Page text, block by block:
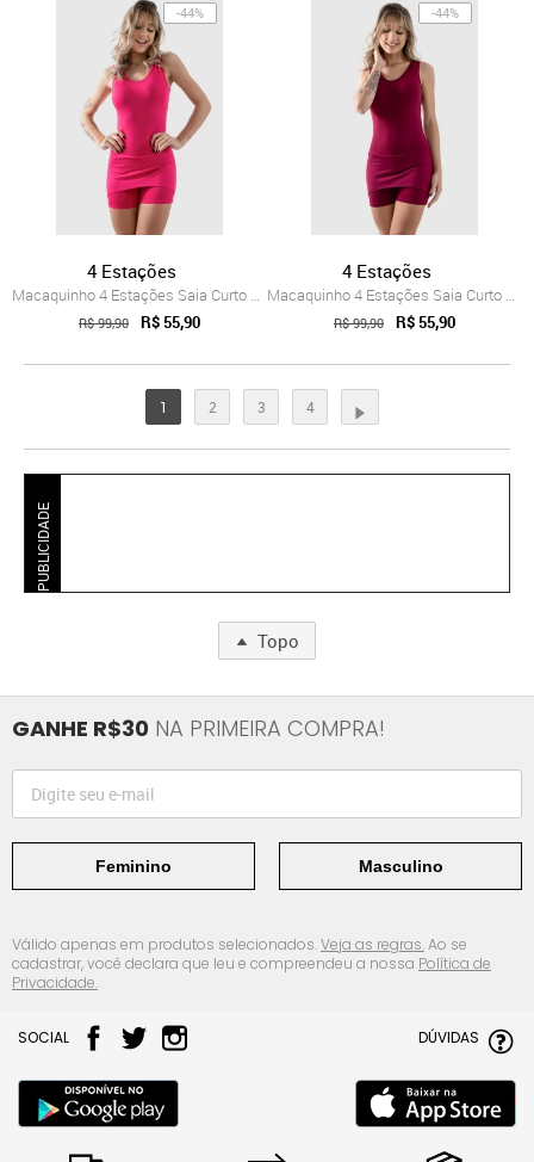
-44%
4 Estações
Macaquinho 4 Estações Saia Curto Tapa Bu...
R$ 99,90 R$ 55,90
-44%
4 Estações
Macaquinho 4 Estações Saia Curto Tapa Bu...
R$ 99,90 R$ 55,90
1 2 3 4
PUBLICIDADE
Topo
GANHE R$30 NA PRIMEIRA COMPRA!
Feminino Masculino
Válido apenas em produtos selecionados.Veja as regras.Ao se
cadastrar, você declara que leu e compreendeu a nossa Política de
Privacidade.
SOCIAL DÚVIDAS